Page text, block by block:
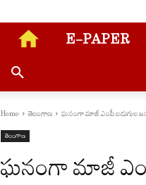
E-PAPER
Home తెలంగాణ ఘనంగా మాజీ ఎంపీ బడుగుల
తెలంగాణ
ఘనంగా మాజీ ఎంపీ